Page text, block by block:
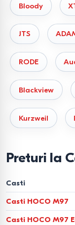
Bloody
JTS
RODE
Blackview
Kurzweil
Preturi la
Casti
Casti HOCO M97
Casti HOCO M97